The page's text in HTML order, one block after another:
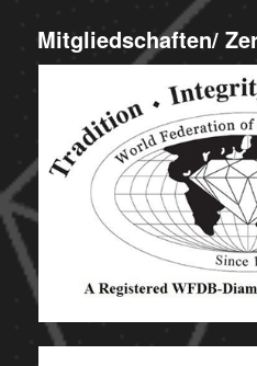
Mitgliedschaften/